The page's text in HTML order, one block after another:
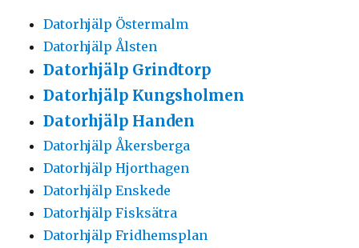
Datorhjälp Östermalm
Datorhjälp Ålsten
Datorhjälp Grindtorp
Datorhjälp Kungsholmen
Datorhjälp Handen
Datorhjälp Åkersberga
Datorhjälp Hjorthagen
Datorhjälp Enskede
Datorhjälp Fisksätra
Datorhjälp Fridhemsplan